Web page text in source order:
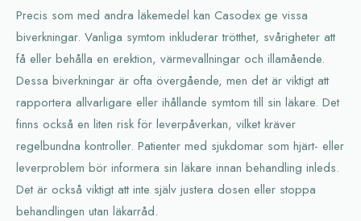
Precis som med andra läkemedel kan Casodex ge vissa
biverkningar. Vanliga symtom inkluderar trötthet, svårigheter att
få eller behålla en erektion, värmevallningar och illamående.
Dessa biverkningar är ofta övergående, men det är viktigt att
rapportera allvarligare eller ihållande symtom till sin läkare. Det
finns också en liten risk för leverpåverkan, vilket kräver
regelbundna kontroller. Patienter med sjukdomar som hjärt- eller
leverproblem bör informera sin läkare innan behandling inleds.
Det är också viktigt att inte själv justera dosen eller stoppa
behandlingen utan läkarråd.